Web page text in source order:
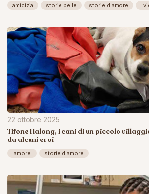
amicizia storie belle storie d'amore
22 ottobre 2025
Tifone Halong, i cani di un piccolo
da alcuni eroi
amore storie d'amore